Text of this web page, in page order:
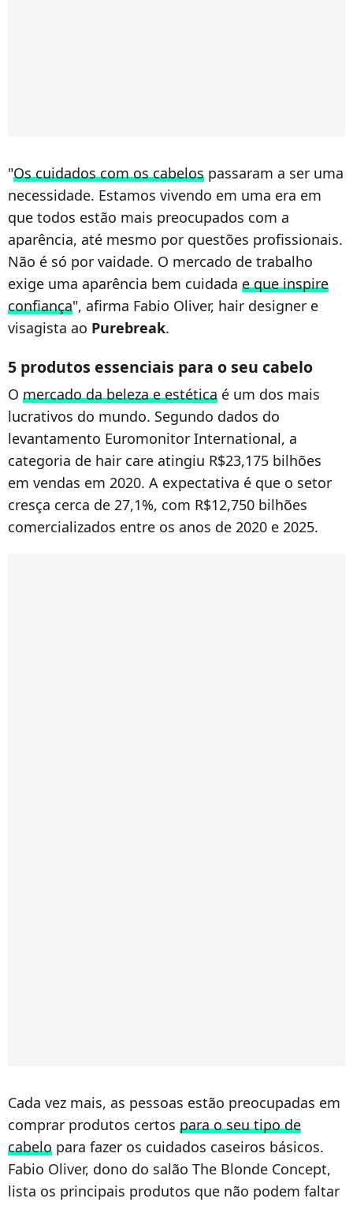
"Os cuidados com os cabelos passaram a ser uma
necessidade. Estamos vivendo em uma era em
que todos estão mais preocupados com a
aparência, até mesmo por questões profissionais.
Não é só por vaidade. O mercado de trabalho
exige uma aparência bem cuidada e que inspire
confiança", afirma Fabio Oliver, hair designer e
visagista ao Purebreak.
5 produtos essenciais para o seu cabelo
O mercado da beleza e estética é um dos mais
lucrativos do mundo. Segundo dados do
levantamento Euromonitor International, a
categoria de hair care atingiu R$23,175 bilhões
em vendas em 2020. A expectativa é que o setor
cresça cerca de 27,1%, com R$12,750 bilhões
comercializados entre os anos de 2020 e 2025.
Cada vez mais, as pessoas estão preocupadas em
comprar produtos certos para o seu tipo de
cabelo para fazer os cuidados caseiros básicos.
Fabio Oliver, dono do salão The Blonde Concept,
lista os principais produtos que não podem faltar